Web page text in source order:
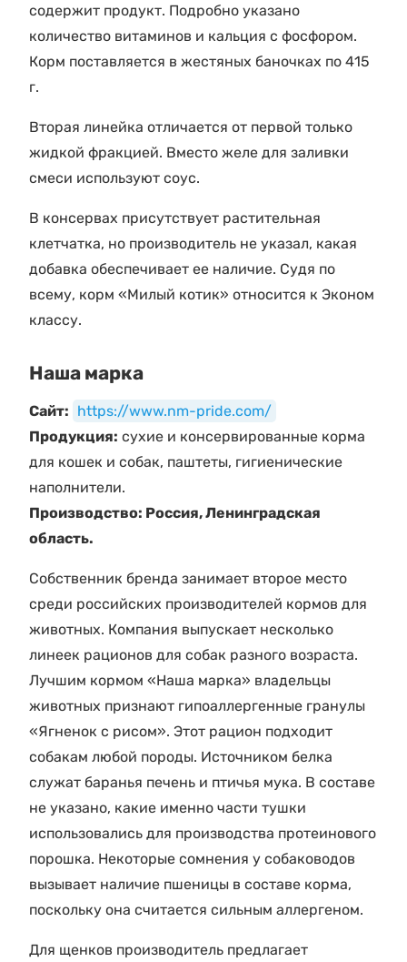
содержит продукт. Подробно указано
количество витаминов и кальция с фосфором.
Корм поставляется в жестяных баночках по 415
г.
Вторая линейка отличается от первой только
жидкой фракцией. Вместо желе для заливки
смеси используют соус.
В консервах присутствует растительная
клетчатка, но производитель не указал, какая
добавка обеспечивает ее наличие. Судя по
всему, корм «Милый котик» относится к Эконом
классу.
Наша марка
Сайт: https://www.nm-pride.com/
Продукция: сухие и консервированные корма
для кошек и собак, паштеты, гигиенические
наполнители.
Производство: Россия, Ленинградская
область.
Собственник бренда занимает второе место
среди российских производителей кормов для
животных. Компания выпускает несколько
линеек рационов для собак разного возраста.
Лучшим кормом «Наша марка» владельцы
животных признают гипоаллергенные гранулы
«Ягненок с рисом». Этот рацион подходит
собакам любой породы. Источником белка
служат баранья печень и птичья мука. В составе
не указано, какие именно части тушки
использовались для производства протеинового
порошка. Некоторые сомнения у собаководов
вызывает наличие пшеницы в составе корма,
поскольку она считается сильным аллергеном.
Для щенков производитель предлагает